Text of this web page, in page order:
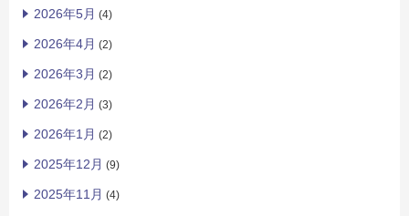
2026年5月 (4)
2026年4月 (2)
2026年3月 (2)
2026年2月 (3)
2026年1月 (2)
2025年12月 (9)
2025年11月 (4)